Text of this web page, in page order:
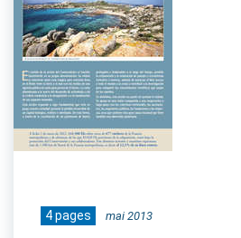
4 pages mai 2013